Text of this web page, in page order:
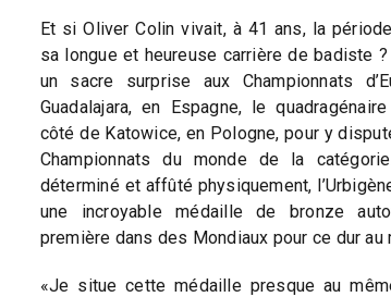
Et si Oliver Colin vivait, à 41 ans, la
sa longue et heureuse carrière de badiste ?
un sacre surprise aux Championnats
Guadalajara, en Espagne, le
côté de Katowice, en Pologne, pour y
Championnats du monde de la
déterminé et affûté physiquement,
une incroyable médaille de bronze
première dans des Mondiaux pour ce dur au
«Je situe cette médaille presque au